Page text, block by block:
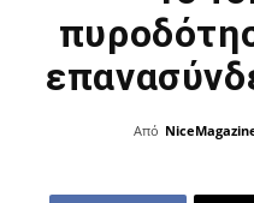
Από